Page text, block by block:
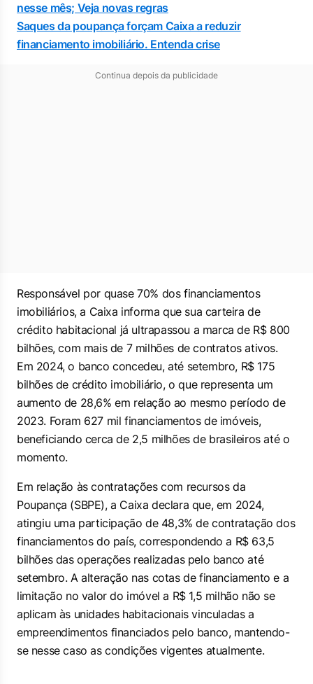
nesse mês; Veja novas regras
Saques da poupança forçam Caixa a reduzir
financiamento imobiliário. Entenda crise
Continua depois da publicidade
Responsável por quase 70% dos financiamentos
imobiliários, a Caixa informa que sua carteira de
crédito habitacional já ultrapassou a marca de R$ 800
bilhões, com mais de 7 milhões de contratos ativos.
Em 2024, o banco concedeu, até setembro, R$ 175
bilhões de crédito imobiliário, o que representa um
aumento de 28,6% em relação ao mesmo período de
2023. Foram 627 mil financiamentos de imóveis,
beneficiando cerca de 2,5 milhões de brasileiros até o
momento.
Em relação às contratações com recursos da
Poupança (SBPE), a Caixa declara que, em 2024,
atingiu uma participação de 48,3% de contratação dos
financiamentos do país, correspondendo a R$ 63,5
bilhões das operações realizadas pelo banco até
setembro. A alteração nas cotas de financiamento e a
limitação no valor do imóvel a R$ 1,5 milhão não se
aplicam às unidades habitacionais vinculadas a
empreendimentos financiados pelo banco, mantendo-
se nesse caso as condições vigentes atualmente.